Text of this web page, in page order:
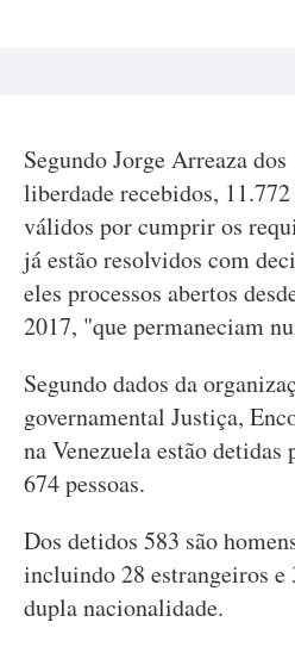
Segundo Jorge Arreaza
liberdade recebidos,
válidos por cumprir os
já estão resolvidos com
eles processos abertos
2017, "que permaneciam
Segundo dados da
governamental Justiça,
na Venezuela estão
674 pessoas.
Dos detidos 583 são
incluindo 28 estrangeiros e
dupla nacionalidade.